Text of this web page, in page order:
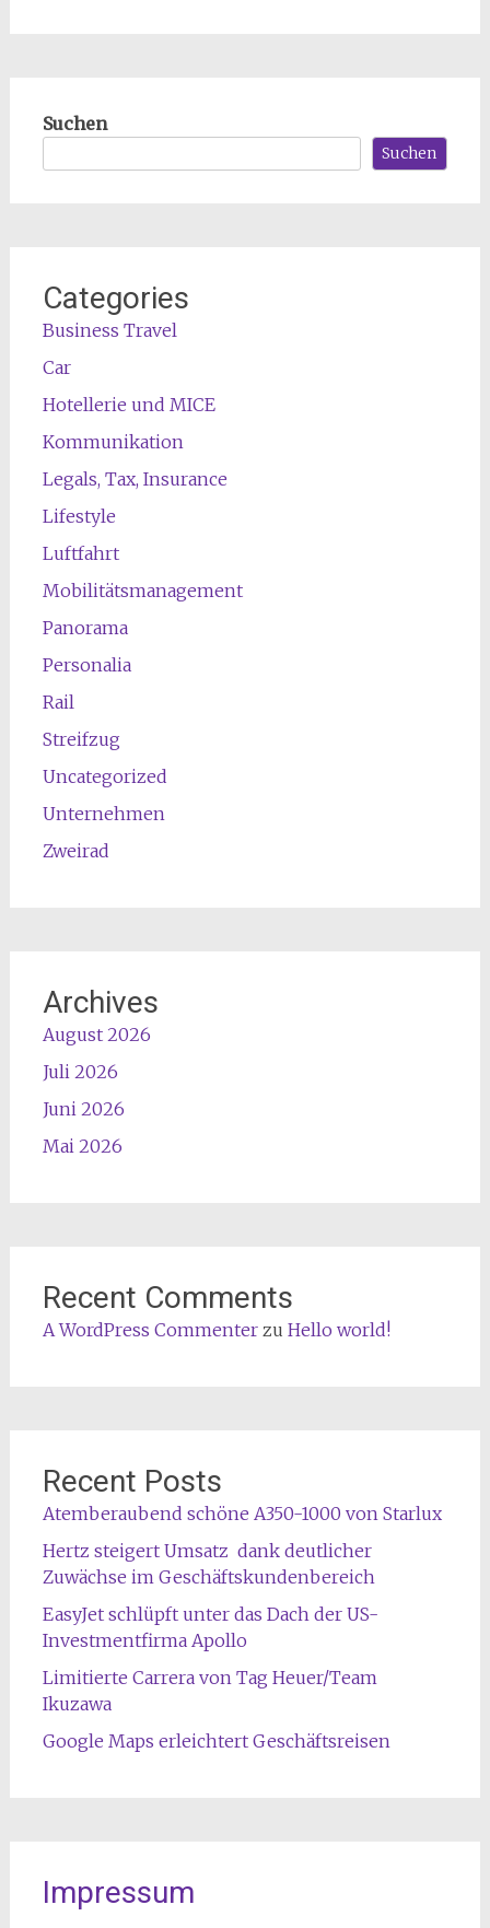
Suchen
Suchen
Categories
Business Travel
Car
Hotellerie und MICE
Kommunikation
Legals, Tax, Insurance
Lifestyle
Luftfahrt
Mobilitätsmanagement
Panorama
Personalia
Rail
Streifzug
Uncategorized
Unternehmen
Zweirad
Archives
August 2026
Juli 2026
Juni 2026
Mai 2026
Recent Comments
A WordPress Commenterzu Hello world!
Recent Posts
Atemberaubend schöne A350-1000 von Starlux
Hertz steigert Umsatz dank deutlicher
Zuwächse im Geschäftskundenbereich
EasyJet schlüpft unter das Dach der US-
Investmentfirma Apollo
Limitierte Carrera von Tag Heuer/Team
Ikuzawa
Google Maps erleichtert Geschäftsreisen
Impressum